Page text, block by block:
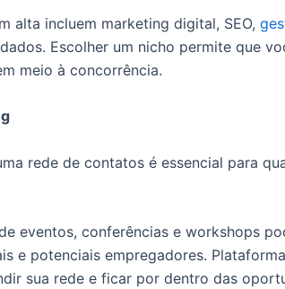
alta incluem marketing digital, SEO,
Escolher um nicho permite que
meio à concorrência.
rede de contatos é essencial para
eventos, conferências e workshops
e potenciais empregadores.
sua rede e ficar por dentro das